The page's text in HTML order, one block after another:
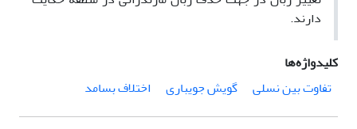
دارند.
کلیدواژه‌ها
تفاوت بین نسلی
گویش جویباری اختلاف بسامد